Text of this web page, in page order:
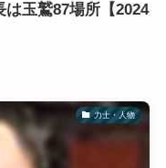
玉鷲87場所【2024
力士・人物